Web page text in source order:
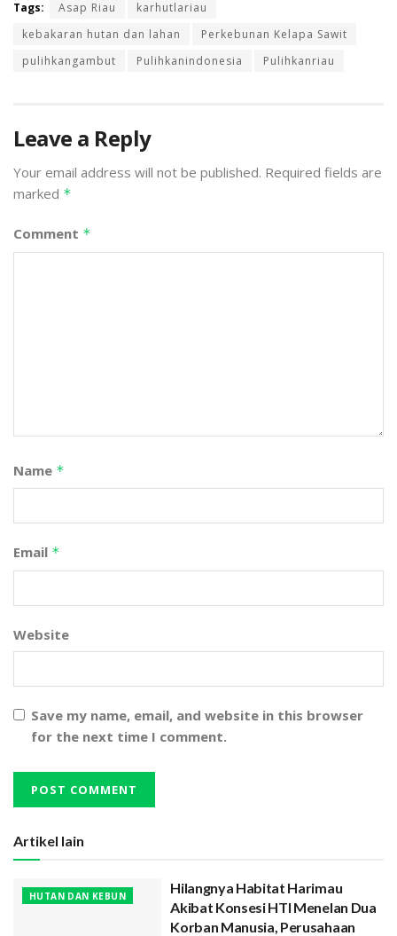
Tags: Asap Riau
karhutlariau
kebakaran hutan dan lahan
Perkebunan Kelapa Sawit
pulihkangambut
Pulihkanindonesia Pulihkanriau
Leave a Reply
Your email address will not be published. Required fields are
marked *
Comment *
Name *
Email *
Website
Save my name, email, and website in this browser
for the next time I comment.
Artikel lain
HUTAN DAN KEBUN
Hilangnya Habitat Harimau
Akibat Konsesi HTI Menelan Dua
Korban Manusia, Perusahaan